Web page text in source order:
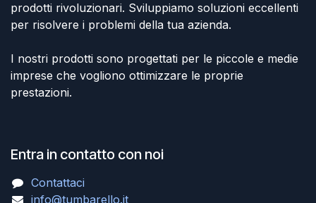
prodotti rivoluzionari. Sviluppiamo soluzioni eccellenti
per risolvere i problemi della tua azienda.
I nostri prodotti sono progettati per le piccole e medie
imprese che vogliono ottimizzare le proprie
prestazioni.
Entra in contatto con noi
Contattaci
info@tumbarello.it